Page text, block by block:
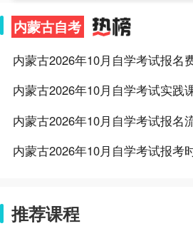
内蒙古自考
内蒙古2026年10月自学考试报名
内蒙古2026年10月自学考试报名
内蒙古2026年10月自学考试报考
2026下半年内蒙古自学考试报名时
推荐课程